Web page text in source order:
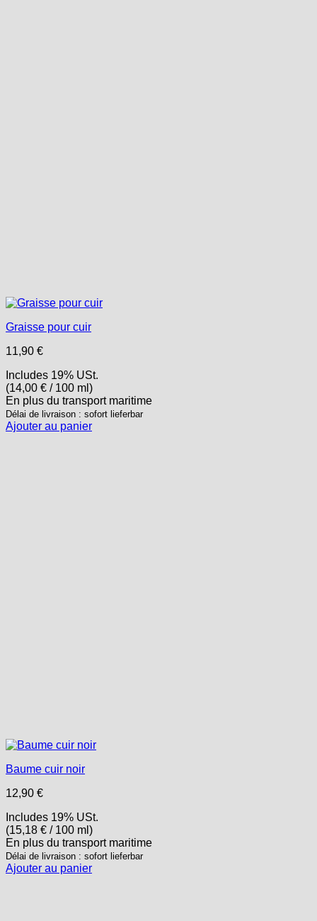
Graisse pour cuir
11,90 €
Includes 19% USt.
(14,00 € / 100 ml)
En plus du transportmaritime
Délai de livraison : sofort lieferbar
Ajouter au panier
Baume cuir noir
12,90 €
Includes 19% USt.
(15,18 € / 100 ml)
En plus du transportmaritime
Délai de livraison : sofort lieferbar
Ajouter au panier